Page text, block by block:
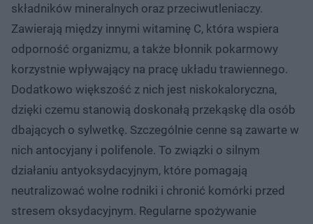
składników mineralnych oraz przeciwutleniaczy.
Zawierają między innymi witaminę C, która wspiera
odporność organizmu, a także błonnik pokarmowy
korzystnie wpływający na pracę układu trawiennego.
Dodatkowo większość z nich jest niskokaloryczna,
dzięki czemu stanowią doskonałą przekąskę dla osób
dbających o sylwetkę. Szczególnie cenne są zawarte w
nich antocyjany i polifenole. To związki o silnym
działaniu antyoksydacyjnym, które pomagają
neutralizować wolne rodniki i chronić komórki przed
stresem oksydacyjnym. Regularne spożywanie